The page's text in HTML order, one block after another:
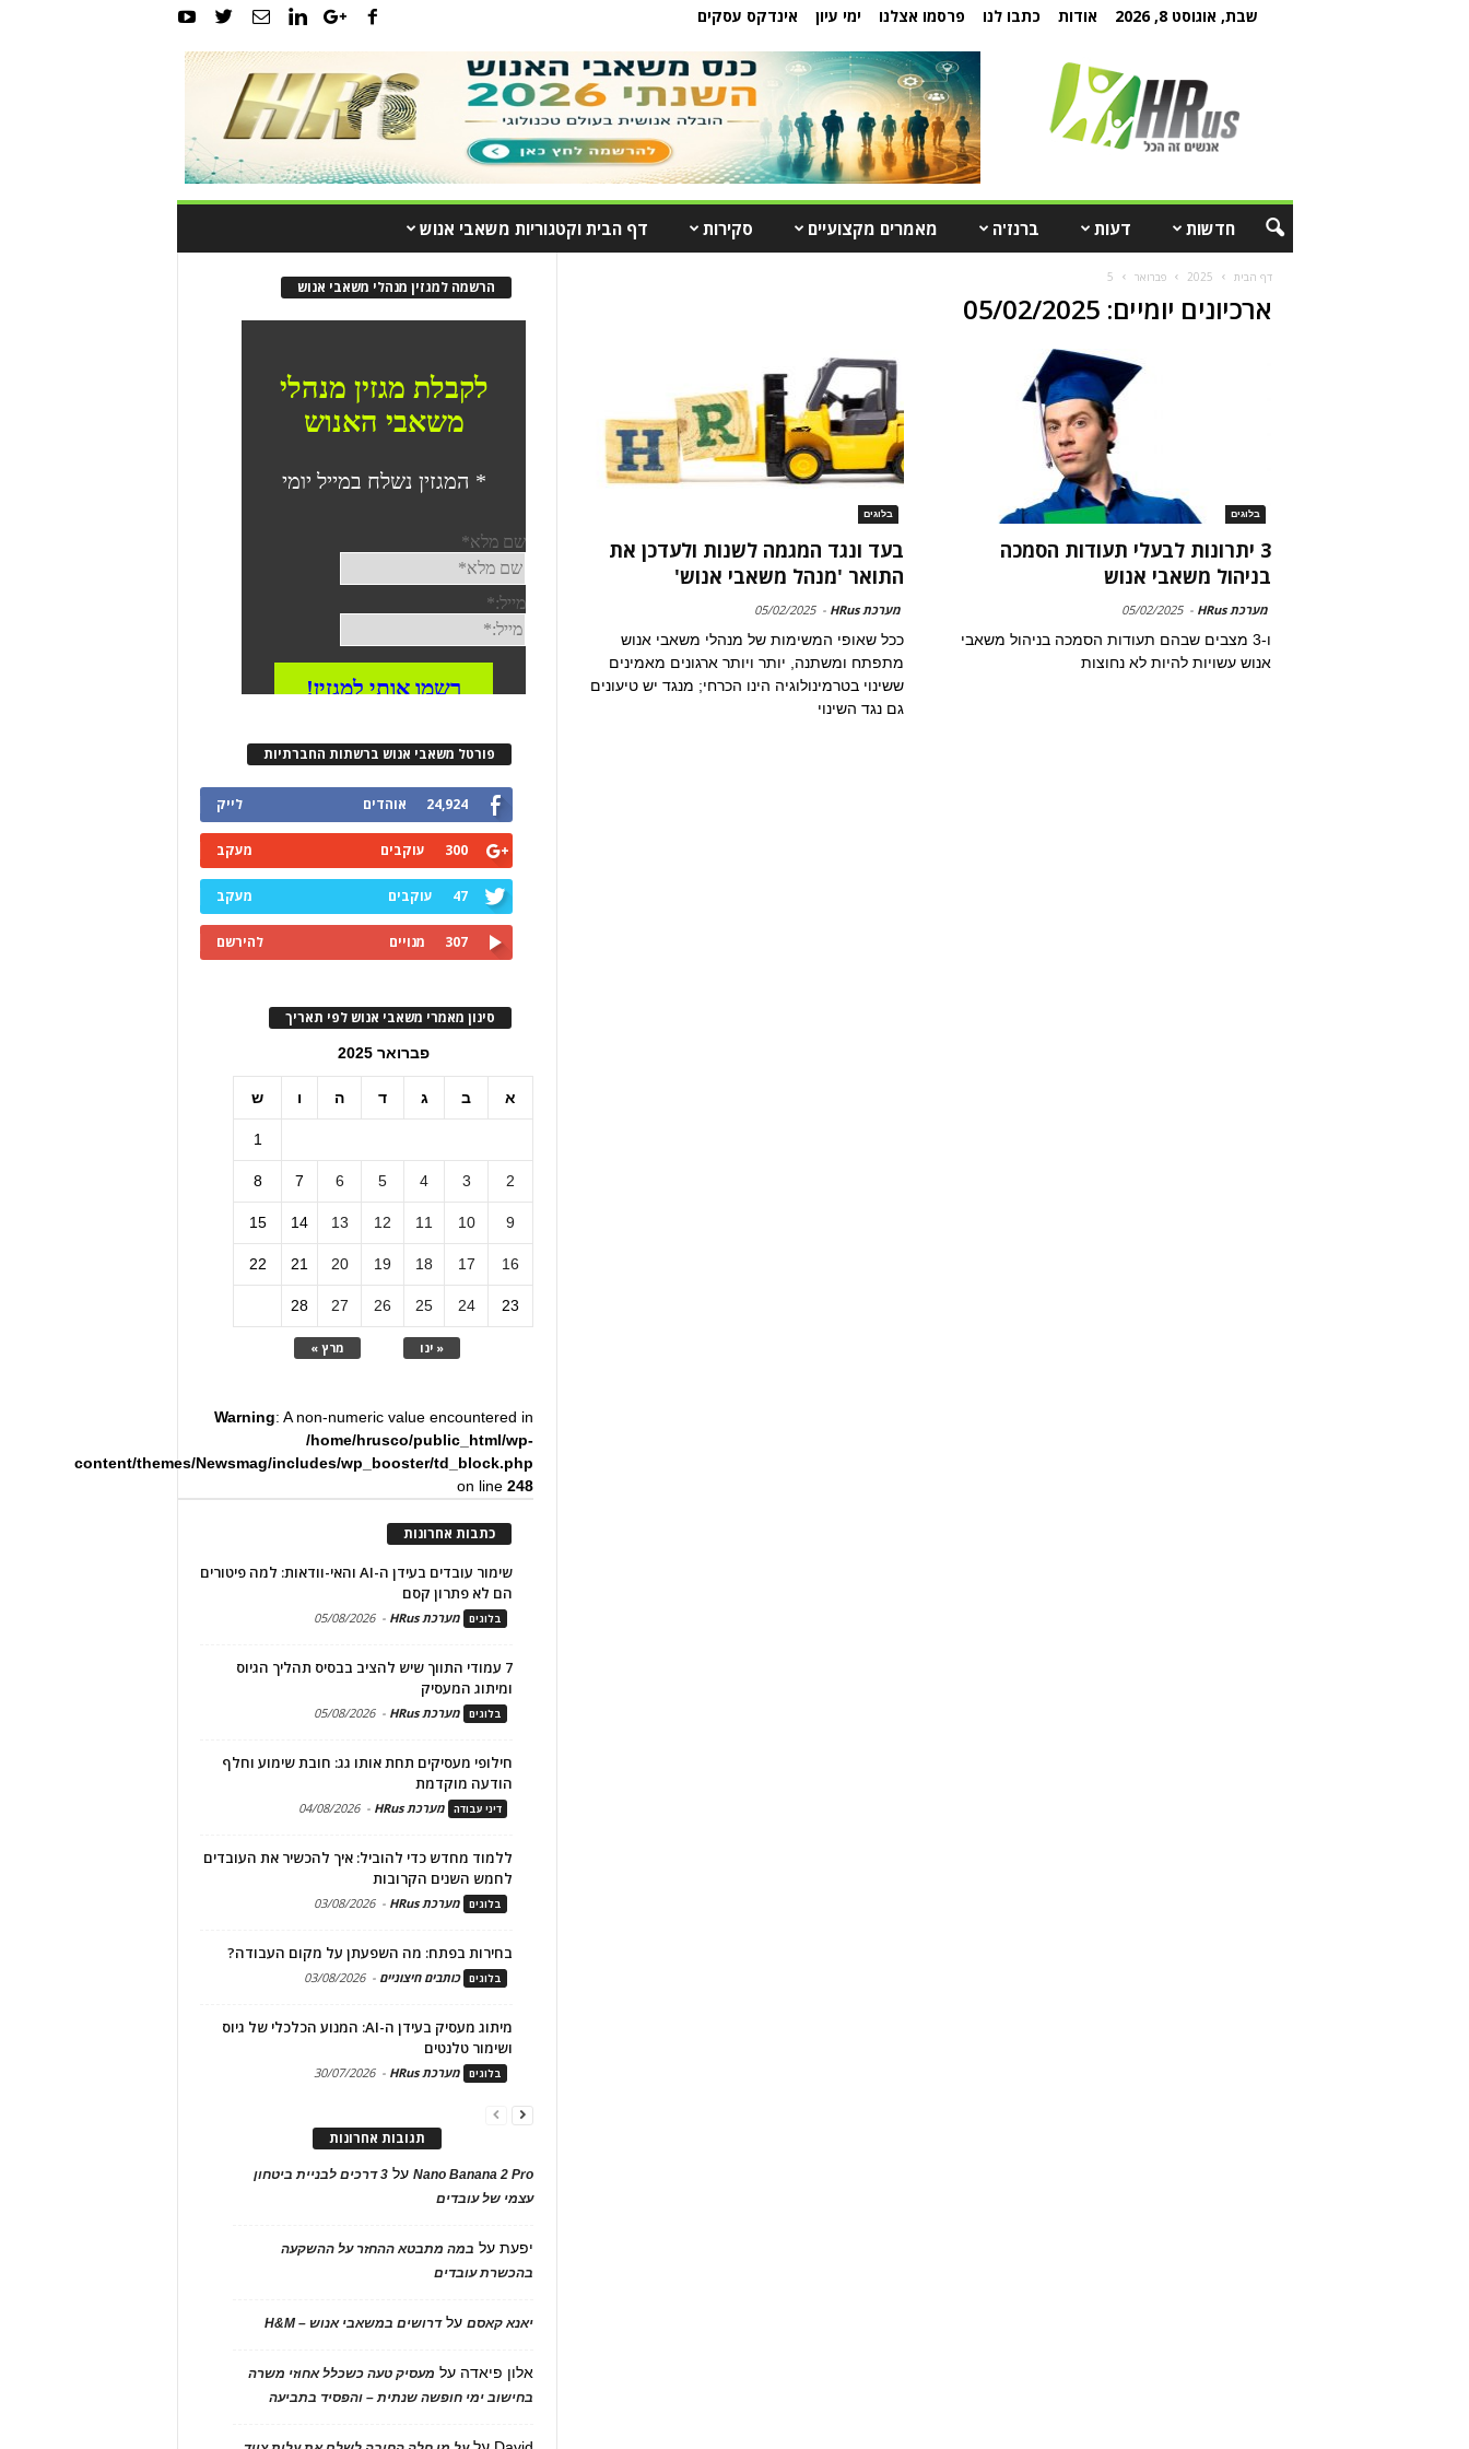
שבת, אוגוסט 8, 2026 אודות כתבו לנו פרסמו אצלנו ימי עיון אינדקס עסקים
חדשות דעות ברנז'ה מאמרים מקצועיים סקירות דף הבית וקטגוריות משאבי אנוש
דף הבית 2025 פברואר 5
ארכיונים יומיים: 05/02/2025
בלוגים
3 יתרונות לבעלי תעודות הסמכה
בניהול משאבי אנוש
מערכת HRus -
05/02/2025
ו-3 מצבים שבהם תעודות הסמכה בניהול משאבי
אנוש עשויות להיות לא נחוצות
בלוגים
בעד ונגד המגמה לשנות ולעדכן את
התואר 'מנהל משאבי אנוש'
מערכת HRus -
05/02/2025
ככל שאופי המשימות של מנהלי משאבי אנוש
מתפתח ומשתנה, יותר ויותר ארגונים מאמינים
ששינוי בטרמינולוגיה הינו הכרחי; מנגד יש טיעונים
גם נגד השינוי
הרשמה למגזין מנהלי משאבי אנוש
פורטל משאבי אנוש ברשתות החברתיות
24,924 אוהדים לייק
300 עוקבים מעקב
47 עוקבים מעקב
307 מנויים להירשם
סינון מאמרי משאבי אנוש לפי תאריך
פברואר 2025
א ב ג ד ה ו ש
« ינו מרץ »
1
2
3
4
5
6
7
8
9
10
11
12
13
14
15
16
17
18
19
20
21
22
23
24
25
26
27
28
Warning: A non-numeric value encountered in
/home/hrusco/public_html/wp-
content/themes/Newsmag/includes/wp_booster/td_block.php
on line248
כתבות אחרונות
שימור עובדים בעידן ה-AI והאי-וודאות: למה פיטורים
הם לא פתרון קסם
בלוגים מערכת HRus -
05/08/2026
7 עמודי התווך שיש להציב בבסיס תהליך הגיוס
ומיתוג המעסיק
בלוגים מערכת HRus -
05/08/2026
חילופי מעסיקים תחת אותו גג: חובת שימוע וחלף
הודעה מוקדמת
דיני עבודה מערכת HRus -
04/08/2026
ללמוד מחדש כדי להוביל: איך להכשיר את העובדים
לחמש השנים הקרובות
בלוגים מערכת HRus -
03/08/2026
בחירות בפתח: מה השפעתן על מקום העבודה?
בלוגים כותבים חיצוניים -
03/08/2026
מיתוג מעסיק בעידן ה-AI: המנוע הכלכלי של גיוס
ושימור טלנטים
בלוגים מערכת HRus -
30/07/2026
תגובות אחרונות
Nano Banana 2 Proעל
3 דרכים לבניית ביטחון
עצמי של עובדים
יפעתעל במה מתבטא ההחזר על ההשקעה
בהכשרת עובדים
יאנא קאסםעלדרושים במשאבי אנוש – H&M
אלון פיאדה על מעסיק טעה כשכלל אחוזי משרה
בחישוב ימי חופשה שנתית – והפסיד בתביעה